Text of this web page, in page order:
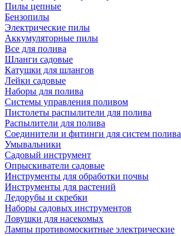
Пилы цепные
Бензопилы
Электрические пилы
Аккумуляторные пилы
Все для полива
Шланги садовые
Катушки для шлангов
Лейки садовые
Наборы для полива
Системы управления поливом
Пистолеты распылители для полива
Распылители для полива
Соединители и фитинги для систем полива
Умывальники
Садовый инструмент
Опрыскиватели садовые
Инструменты для обработки почвы
Инструменты для растений
Ледорубы и скребки
Наборы садовых инструментов
Ловушки для насекомых
Лампы противомоскитные электрические